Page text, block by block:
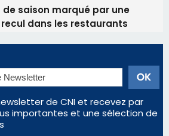
de saison marqué par une
dans les restaurants
de CNI et recevez par
importantes et une sélection de